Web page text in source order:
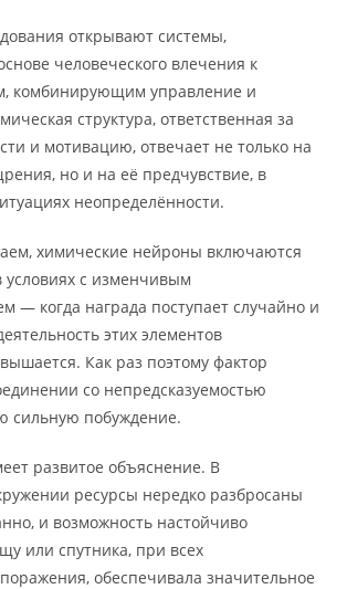
открывают системы,
человеческого влечения к
комбинирующим управление и
структура, ответственная за
и мотивацию, отвечает не только на
но и на её предчувствие, в
неопределённости.
химические нейроны включаются
с изменчивым
— когда награда поступает случайно и
этих элементов
Как раз поэтому фактор
со непредсказуемостью
сильную побуждение.
развитое объяснение. В
ресурсы нередко разбросаны
и возможность настойчиво
или спутника, при всех
обеспечивала значительное